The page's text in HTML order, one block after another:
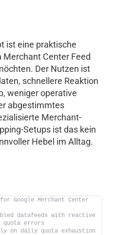
ist eine praktische
Merchant Center Feed
Der Nutzen ist
schnellere Reaktion
weniger operative
abgestimmtes
Merchant-
Setups ist das kein
Hebel im Alltag.
Google Merchant Center
datafeeds with reactive
quota errors
on daily quota exhaustion